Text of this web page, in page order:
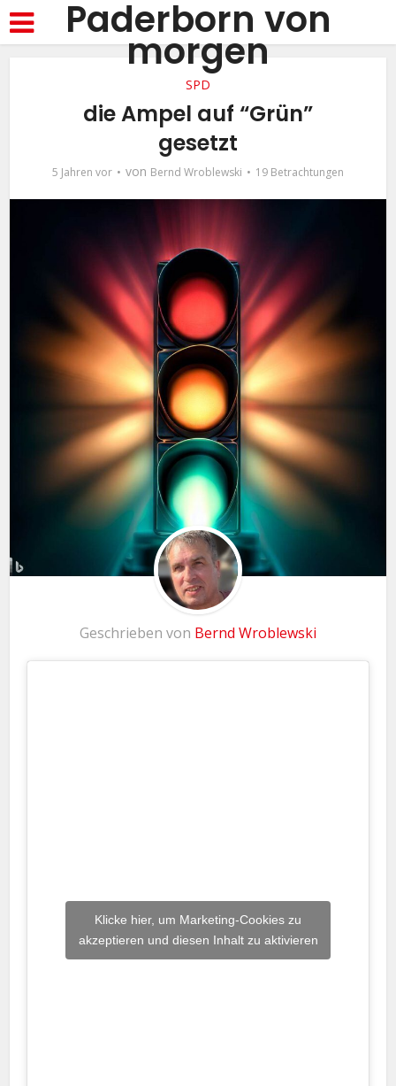
Paderborn von
morgen
SPD
die Ampel auf “Grün”
gesetzt
5 Jahren vor von Bernd Wroblewski 19 Betrachtungen
Geschrieben von Bernd Wroblewski
Klicke hier, um Marketing-Cookies zu
akzeptieren und diesen Inhalt zu aktivieren